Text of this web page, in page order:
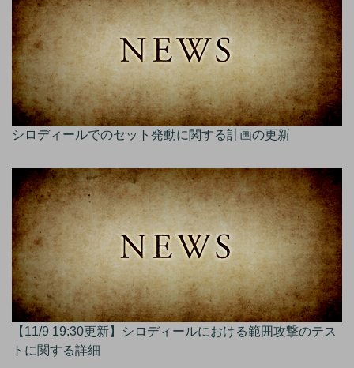
シロディールでのセット発動に関する計画の更新
【11/9 19:30更新】シロディールにおける範囲攻撃のテス
トに関する詳細